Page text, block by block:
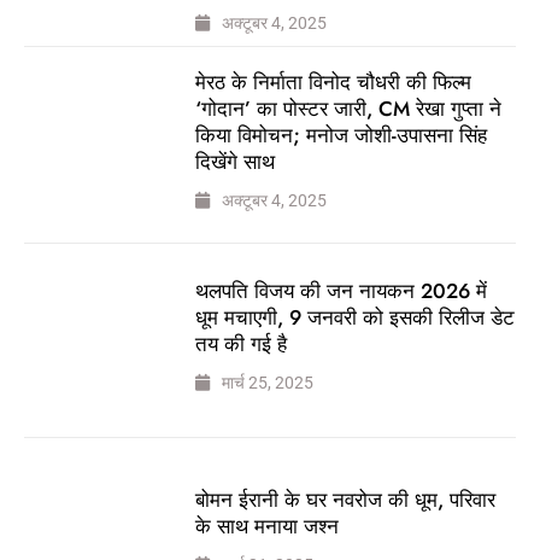
अक्टूबर 4, 2025
मेरठ के निर्माता विनोद चौधरी की फिल्म
‘गोदान’ का पोस्टर जारी, CM रेखा गुप्ता ने
किया विमोचन; मनोज जोशी-उपासना सिंह
दिखेंगे साथ
अक्टूबर 4, 2025
थलपति विजय की जन नायकन 2026 में
धूम मचाएगी, 9 जनवरी को इसकी रिलीज डेट
तय की गई है
मार्च 25, 2025
बोमन ईरानी के घर नवरोज की धूम, परिवार
के साथ मनाया जश्न